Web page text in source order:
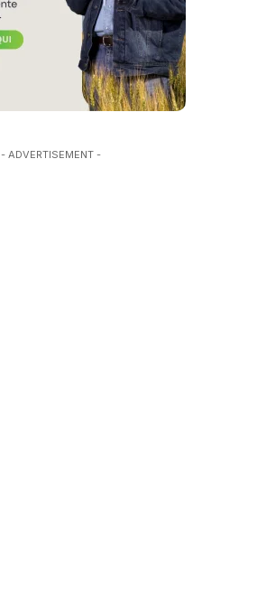
- ADVERTISEMENT -